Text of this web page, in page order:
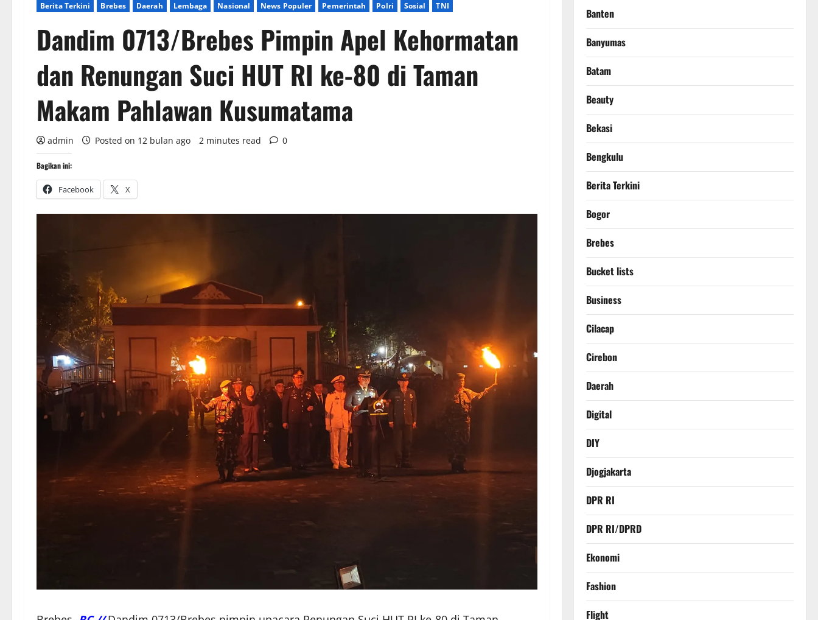
Berita Terkini Brebes Daerah Lembaga Nasional News Populer Pemerintah Polri Sosial TNI
Dandim 0713/Brebes Pimpin Apel Kehormatan
dan Renungan Suci HUT RI ke-80 di Taman
Makam Pahlawan Kusumatama
admin Posted on 12 bulan ago 2 minutes read 0
Bagikan ini:
Facebook X
Banten
Banyumas
Batam
Beauty
Bekasi
Bengkulu
Berita Terkini
Bogor
Brebes
Bucket lists
Business
Cilacap
Cirebon
Daerah
Digital
DIY
Djogjakarta
DPR RI
DPR RI/DPRD
Ekonomi
Fashion
Flight